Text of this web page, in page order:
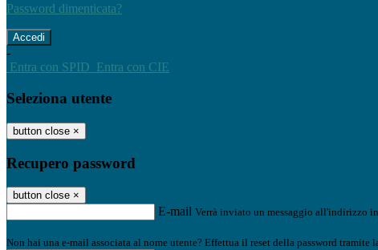
Password dimenticata?
-
Entra con SPID Entra con CIE
Seleziona utente
button close ×
Recupero password
button close ×
E-mail Verrà inviato un messaggio all'indirizzo
Non hai una e-mail associata al nome utente? Effettua il reset della password tramite